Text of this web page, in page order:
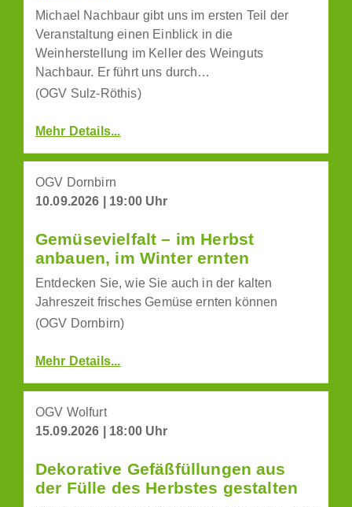
Michael Nachbaur gibt uns im ersten Teil der
Veranstaltung einen Einblick in die
Weinherstellung im Keller des Weinguts
Nachbaur. Er führt uns durch…
(OGV Sulz-Röthis)
Mehr Details...
OGV Dornbirn
10.09.2026 | 19:00 Uhr
Gemüsevielfalt – im Herbst
anbauen, im Winter ernten
Entdecken Sie, wie Sie auch in der kalten
Jahreszeit frisches Gemüse ernten können
(OGV Dornbirn)
Mehr Details...
OGV Wolfurt
15.09.2026 | 18:00 Uhr
Dekorative Gefäßfüllungen aus
der Fülle des Herbstes gestalten